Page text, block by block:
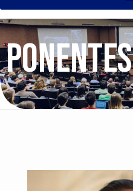
PONENTES